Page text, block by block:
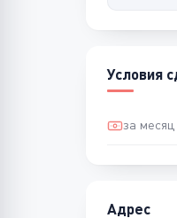
Условия
за месяц
Адрес